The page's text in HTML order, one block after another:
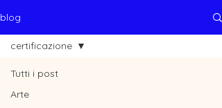
blog
Tutti i post
Arte
certificazione